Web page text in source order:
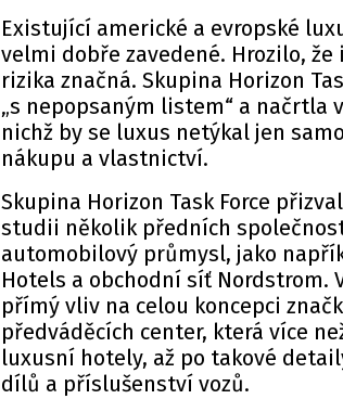
Existující americké a evropské
velmi dobře zavedené. Hrozilo,
rizika značná. Skupina Horizon
„s nepopsaným listem“ a načrtla
nichž by se luxus netýkal jen
nákupu a vlastnictví.
Skupina Horizon Task Force
studii několik předních
automobilový průmysl, jako
Hotels a obchodní síť Nordstrom.
přímý vliv na celou koncepci
předváděcích center, která více
luxusní hotely, až po takové
dílů a příslušenství vozů.